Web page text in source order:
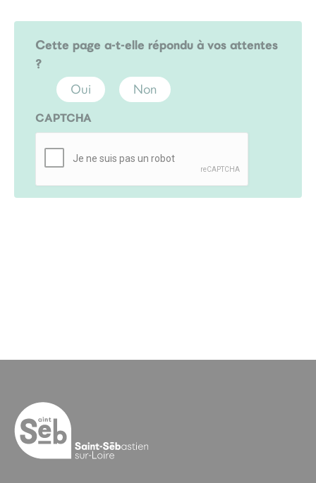
Cette page a-t-elle répondu à vos attentes
?
Oui Non
CAPTCHA